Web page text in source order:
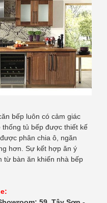
bếp luôn có cảm giác
thống tủ bếp được thiết kế
phân chia ô, ngăn
hơn. Sự kết hợp ăn ý
từ bàn ăn khiến nhà bếp